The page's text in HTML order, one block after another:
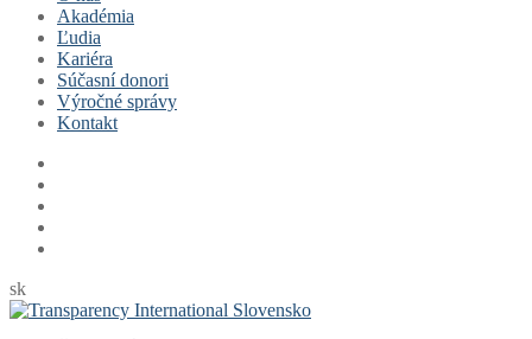
Akadémia
Ľudia
Kariéra
Súčasní donori
Výročné správy
Kontakt
sk